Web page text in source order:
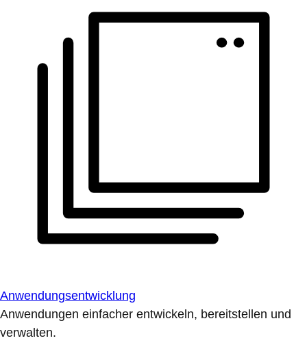
Anwendungsentwicklung
Anwendungen einfacher entwickeln, bereitstellen und
verwalten.